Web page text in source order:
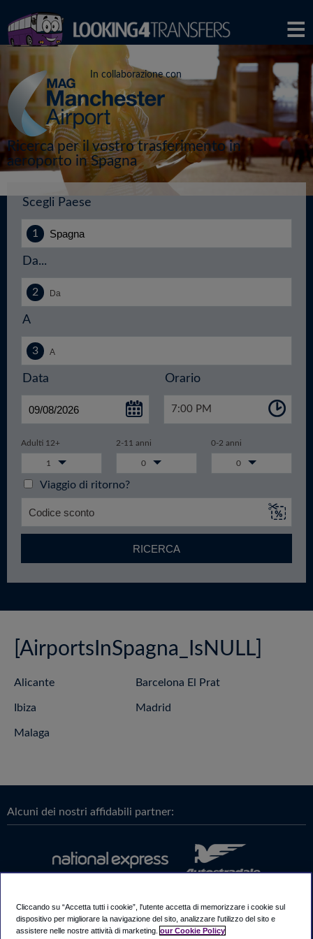
In collaborazione con
Ricerca per il vostro trasferimento in
aeroporto in Spagna
Scegli Paese
Da...
A
Data Orario
7:00 PM
Adulti 12+ 2-11 anni 0-2 anni
1 0 0
Viaggio di ritorno?
RICERCA
[AirportsInSpagna_IsNULL]
Alicante Barcelona El Prat
Ibiza Madrid
Malaga
Alcuni dei nostri affidabili partner:
Cliccando su “Accetta tutti i cookie”, l'utente accetta di memorizzare i cookie sul
dispositivo per migliorare la navigazione del sito, analizzare l'utilizzo del sito e
assistere nelle nostre attività di marketing. our Cookie Policy